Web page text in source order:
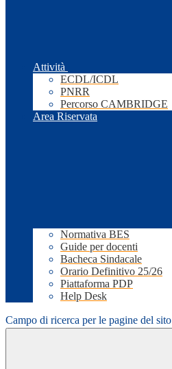
Attività
ECDL/ICDL
PNRR
Percorso CAMBRIDGE
Area Riservata
Normativa BES
Guide per docenti
Bacheca Sindacale
Orario Definitivo 25/26
Piattaforma PDP
Help Desk
Campo di ricerca per le pagine del sito